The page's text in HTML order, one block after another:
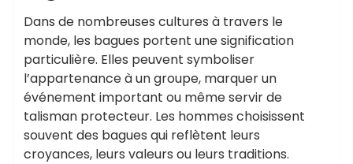
Dans de nombreuses cultures à travers le
monde, les bagues portent une signification
particulière. Elles peuvent symboliser
l’appartenance à un groupe, marquer un
événement important ou même servir de
talisman protecteur. Les hommes choisissent
souvent des bagues qui reflètent leurs
croyances, leurs valeurs ou leurs traditions.